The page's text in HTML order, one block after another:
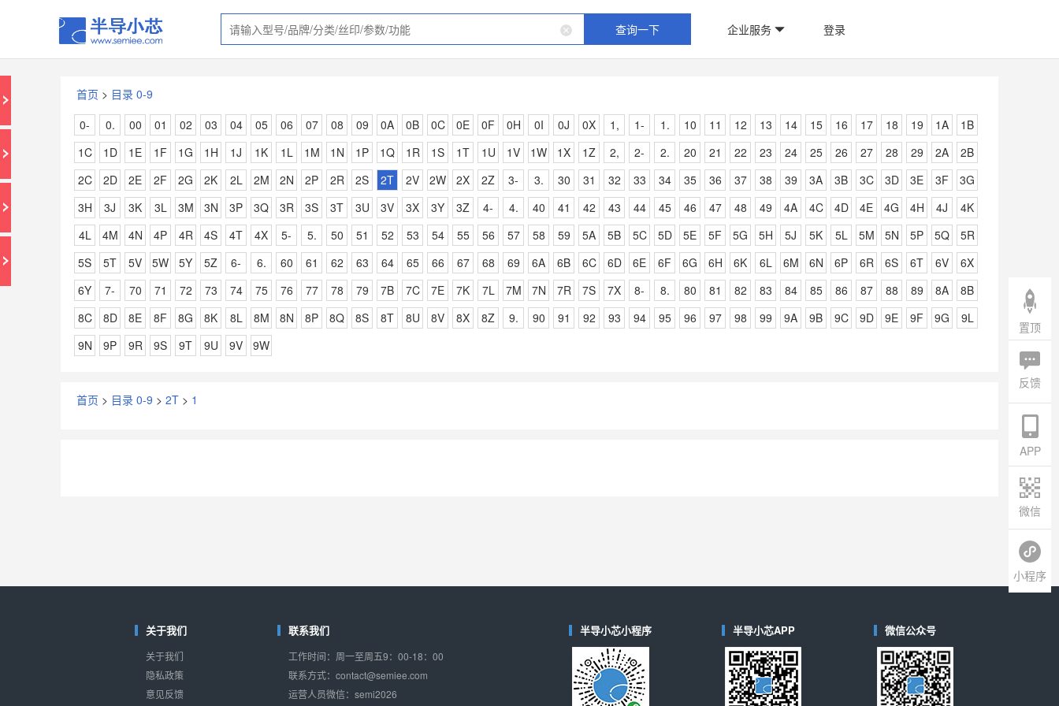
查询一下 企业服务 登录
首页 > 目录 0-9
0-
0. 00 01 02 03 04 05 06 07 08 09 0A 0B 0C 0E 0F 0H 0I 0J 0X 1, 1- 1. 10 11 12 13 14 15 16 17 18 19 1A
1B
1C
1D 1E 1F 1G 1H 1J 1K 1L 1M 1N 1P 1Q 1R 1S 1T 1U 1V 1W 1X 1Z 2, 2- 2. 20 21 22 23 24 25 26 27 28 29 2A
2B
2C
2D 2E 2F 2G 2K 2L 2M 2N 2P 2R 2S 2T 2V 2W 2X 2Z 3- 3. 30 31 32 33 34 35 36 37 38 39 3A 3B 3C 3D 3E 3F
3G
3H
3J 3K 3L 3M 3N 3P 3Q 3R 3S 3T 3U 3V 3X 3Y 3Z 4- 4. 40 41 42 43 44 45 46 47 48 49 4A 4C 4D 4E 4G 4H 4J
4K
4L
4M 4N 4P 4R 4S 4T 4X 5- 5. 50 51 52 53 54 55 56 57 58 59 5A 5B 5C 5D 5E 5F 5G 5H 5J 5K 5L 5M 5N 5P 5Q
5R
5S
5T 5V 5W 5Y 5Z 6- 6. 60 61 62 63 64 65 66 67 68 69 6A 6B 6C 6D 6E 6F 6G 6H 6K 6L 6M 6N 6P 6R 6S 6T 6V
6X
6Y
7- 70 71 72 73 74 75 76 77 78 79 7B 7C 7E 7K 7L 7M 7N 7R 7S 7X 8- 8. 80 81 82 83 84 85 86 87 88 89 8A
8B
8C
8D 8E 8F 8G 8K 8L 8M 8N 8P 8Q 8S 8T 8U 8V 8X 8Z 9. 90 91 92 93 94 95 96 97 98 99 9A 9B 9C 9D 9E 9F 9G
9L
9N
9P 9R 9S 9T 9U 9V 9W
首页 > 目录 0-9 > 2T > 1
关于我们
关于我们
隐私政策
意见反馈
联系我们
工作时间：周一至周五9：00-18：00
联系方式：contact@semiee.com
运营人员微信：semi2026
半导小芯小程序 半导小芯APP 微信公众号
置顶
反馈
APP
微信
小程序